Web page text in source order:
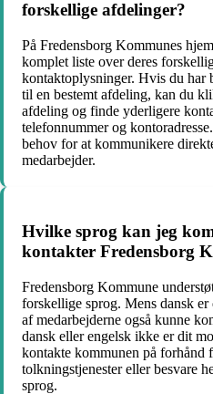
forskellige afdelinger?
På Fredensborg Kommunes
komplet liste over deres
kontaktoplysninger. Hvis du
til en bestemt afdeling, kan du
afdeling og finde yderligere
telefonnummer og
behov for at kommunikere
medarbejder.
Hvilke sprog kan jeg
kontakter Fredensborg
Fredensborg Kommune
forskellige sprog. Mens dansk
af medarbejderne også kunne
dansk eller engelsk ikke er dit
kontakte kommunen på forhånd
tolkningstjenester eller besvare
sprog.